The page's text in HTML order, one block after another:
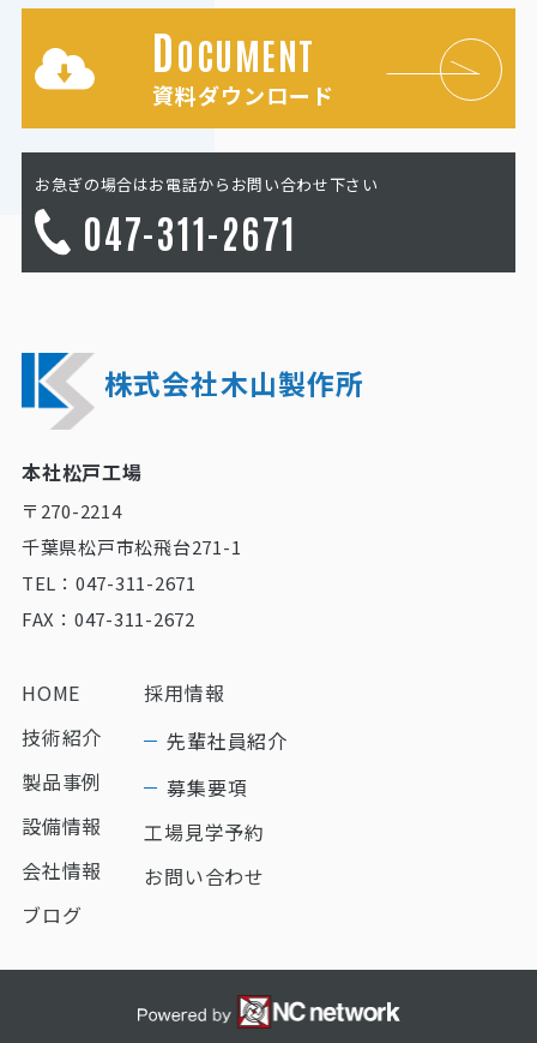
DOCUMENT
資料ダウンロード
お急ぎの場合はお電話からお問い合わせ下さい
047-311-2671
株式会社木山製作所
本社松戸工場
〒270-2214
千葉県松戸市松飛台271-1
TEL：047-311-2671
FAX：047-311-2672
HOME
技術紹介
製品事例
設備情報
会社情報
ブログ
採用情報
先輩社員紹介
募集要項
工場見学予約
お問い合わせ